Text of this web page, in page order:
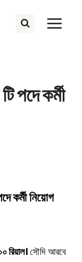
পদে কর্মী
কর্মী নিয়োগ
রিয়াল।সৌদি আরবে